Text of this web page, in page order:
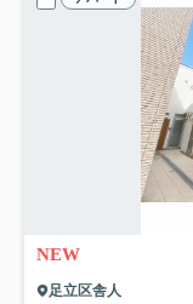
NEW
足立区舎人